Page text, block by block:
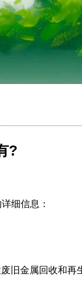
?
细信息：
旧金属回收和再